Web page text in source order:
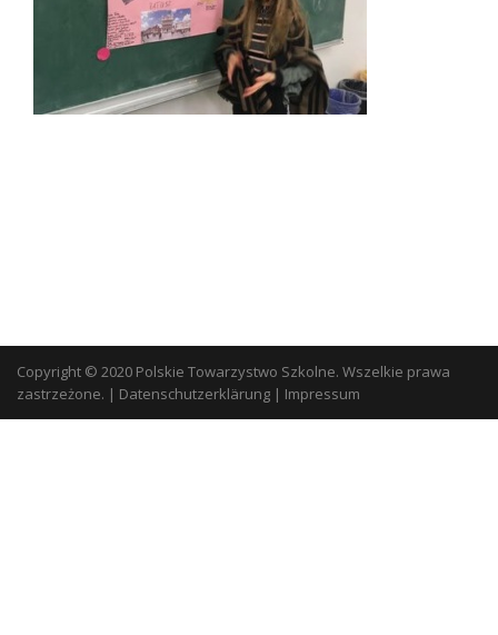
Copyright © 2020 Polskie Towarzystwo Szkolne. Wszelkie prawa
zastrzeżone. | Datenschutzerklärung | Impressum